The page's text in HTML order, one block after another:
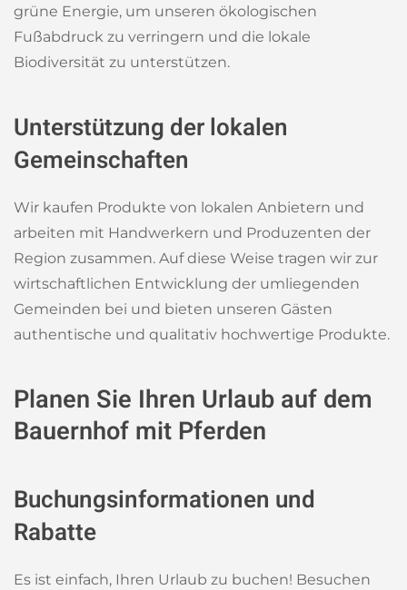
grüne Energie, um unseren ökologischen
Fußabdruck zu verringern und die lokale
Biodiversität zu unterstützen.
Unterstützung der lokalen
Gemeinschaften
Wir kaufen Produkte von lokalen Anbietern und
arbeiten mit Handwerkern und Produzenten der
Region zusammen. Auf diese Weise tragen wir zur
wirtschaftlichen Entwicklung der umliegenden
Gemeinden bei und bieten unseren Gästen
authentische und qualitativ hochwertige Produkte.
Planen Sie Ihren Urlaub auf dem
Bauernhof mit Pferden
Buchungsinformationen und
Rabatte
Es ist einfach, Ihren Urlaub zu buchen! Besuchen